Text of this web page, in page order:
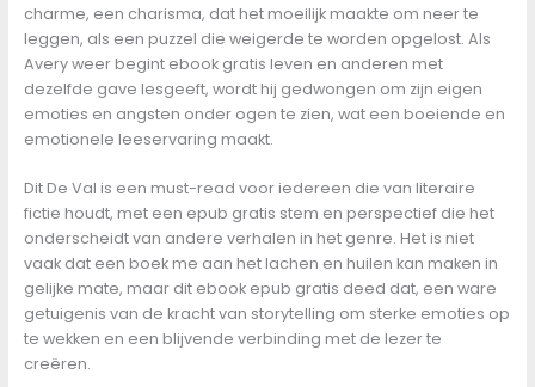
charme, een charisma, dat het moeilijk maakte om neer te
leggen, als een puzzel die weigerde te worden opgelost. Als
Avery weer begint ebook gratis leven en anderen met
dezelfde gave lesgeeft, wordt hij gedwongen om zijn eigen
emoties en angsten onder ogen te zien, wat een boeiende en
emotionele leeservaring maakt.
Dit De Val is een must-read voor iedereen die van literaire
fictie houdt, met een epub gratis stem en perspectief die het
onderscheidt van andere verhalen in het genre. Het is niet
vaak dat een boek me aan het lachen en huilen kan maken in
gelijke mate, maar dit ebook epub gratis deed dat, een ware
getuigenis van de kracht van storytelling om sterke emoties op
te wekken en een blijvende verbinding met de lezer te
creëren.